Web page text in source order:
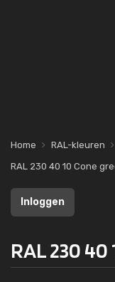
Home RAL-kleuren
RAL 230 40 10 Cone
Inloggen
RAL 230